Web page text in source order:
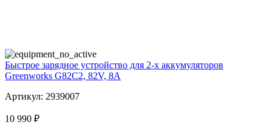
Быстрое зарядное устройство для 2-х аккумуляторов
Greenworks G82C2, 82V, 8А
Артикул: 2939007
10 990 ₽